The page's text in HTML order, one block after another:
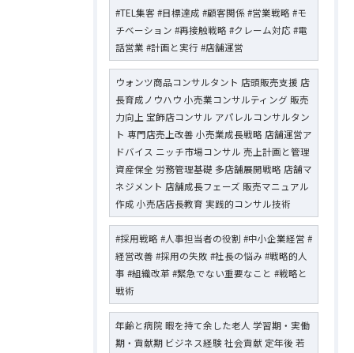
#TEL集客 #目標達成 #顧客関係 #営業戦略 #モ
チベーション #再接触戦略 #クレーム対応 #電
話営業 #計画と実行 #店舗運営
ウォンツ商品コンサルタント 店頭販売支援 店
長育成ノウハウ 小売業コンサルティング 販売
力向上 宝飾店コンサル アパレルコンサルタン
ト 専門店売上改善 小売業成長戦略 店舗運営ア
ドバイス ニッチ市場コンサル 売上計画と管理
資産保全 労務管理基礎 多店舗展開戦略 店舗マ
ネジメント 店舗成長フェーズ 販売マニュアル
作成 小売店店長教育 実践的コンサル技術
#採用戦略 #人事担当者の役割 #中小企業経営 #
経営改善 #採用の失敗 #社長の悩み #戦略的人
事 #組織改革 #緊急でない重要なこと #戦略と
戦術
年齢と病院 暇を持て余した老人 学習期・実働
期・貢献期 ビジネス経験 社会貢献 定年後 若